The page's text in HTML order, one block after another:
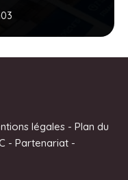
légales- Plan du
- Partenariat -